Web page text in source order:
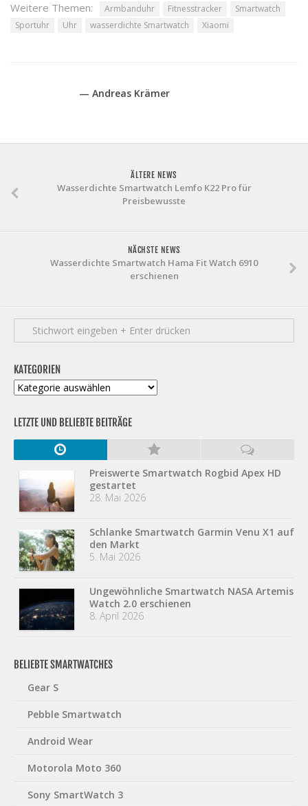
Weitere Themen: Armbanduhr Fitnesstracker
Smartwatch
Sportuhr
Uhr wasserdichte Smartwatch Xiaomi
— Andreas Krämer
ÄLTERE NEWS
Wasserdichte Smartwatch Lemfo K22 Pro für
Preisbewusste
NÄCHSTE NEWS
Wasserdichte Smartwatch Hama Fit Watch 6910
erschienen
KATEGORIEN
Kategorien
LETZTE UND BELIEBTE BEITRÄGE
Preiswerte Smartwatch Rogbid Apex HD
gestartet
28. Mai 2026
Schlanke Smartwatch Garmin Venu X1 auf
den Markt
5. Mai 2026
Ungewöhnliche Smartwatch NASA Artemis
Watch 2.0 erschienen
8. April 2026
BELIEBTE SMARTWATCHES
Gear S
Pebble Smartwatch
Android Wear
Motorola Moto 360
Sony SmartWatch 3